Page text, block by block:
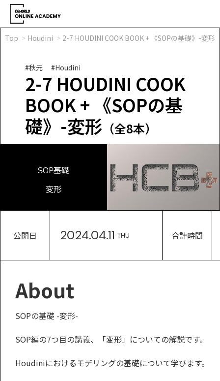
Top Houdini 2-7 HOUDINI COOK BOOK + 《SOPの基礎》-変形
#秋元 #Houdini
2-7 HOUDINI COOK
BOOK + 《SOPの基
礎》-変形 （全8本）
公開日 2024.04.11 THU 合計時間
About
SOPの基礎 -変形-
SOP編の7つ目の講義、「変形」についての解説です。
Houdiniにおけるモデリングの基礎について学びます。